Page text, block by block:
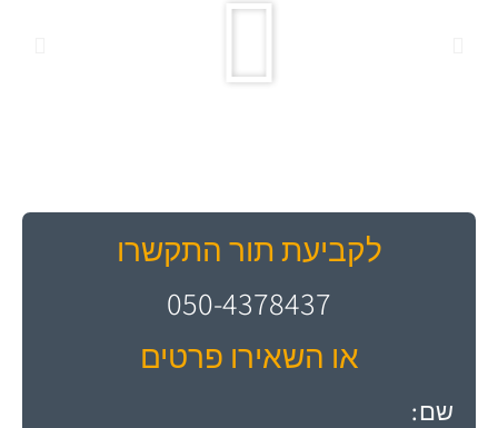
לקביעת תור התקשרו
050-4378437
או השאירו פרטים
שם: